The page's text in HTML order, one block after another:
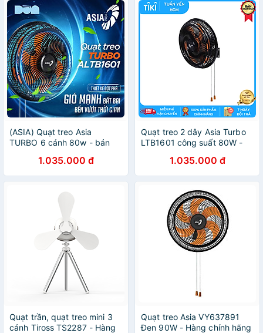
(ASIA) Quạt treo Asia
TURBO 6 cánh 80w - bán
1.035.000 đ
Quạt treo 2 dây Asia Turbo
LTB1601 công suất 80W -
1.035.000 đ
Quạt trần, quạt treo mini 3
cánh Tiross TS2287 - Hàng
Quạt treo Asia VY637891
Đen 90W - Hàng chính hãng